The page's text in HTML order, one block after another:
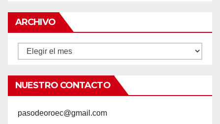
ARCHIVO
Archivo
NUESTRO CONTACTO
pasodeoroec@gmail.com